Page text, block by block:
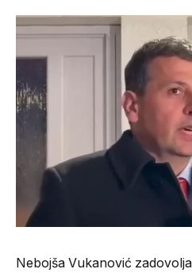
Nebojša Vukanović